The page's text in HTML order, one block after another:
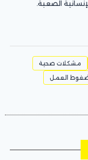
الصعبة.
مشكلات صحية
العمل